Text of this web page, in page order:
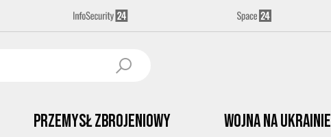
Przemysł Zbrojeniowy Wojna na Ukrainie